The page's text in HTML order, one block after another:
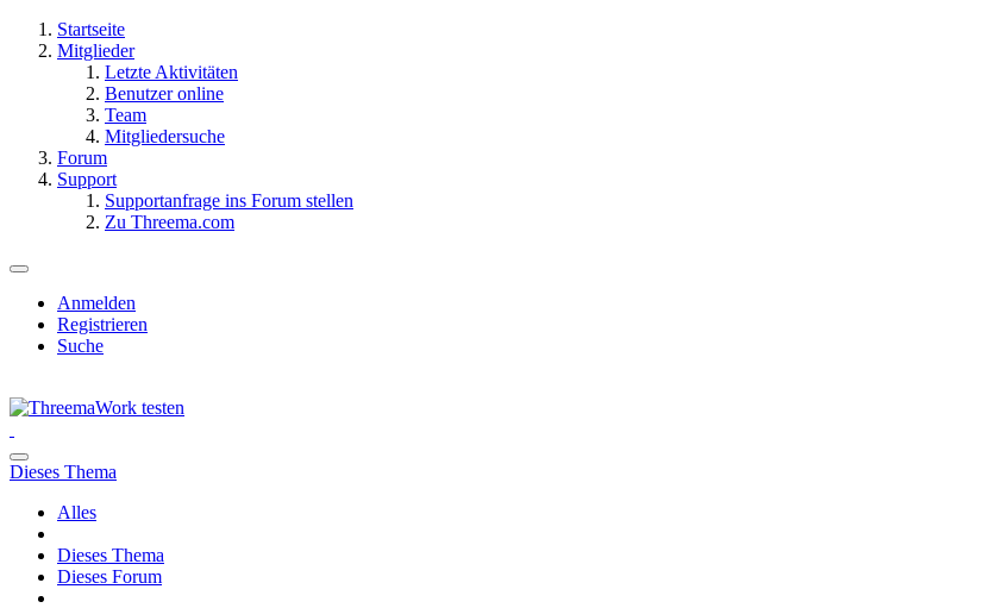
Startseite
Mitglieder
Letzte Aktivitäten
Benutzer online
Team
Mitgliedersuche
Forum
Support
Supportanfrage ins Forum stellen
Zu Threema.com
Anmelden
Registrieren
Suche
Dieses Thema
Alles
Dieses Thema
Dieses Forum